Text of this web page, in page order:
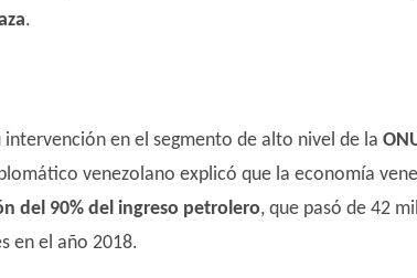
.
intervención en el segmento de alto nivel de la
venezolano explicó que la economía
del 90% del ingreso petrolero, que pasó de 42
en el año 2018.